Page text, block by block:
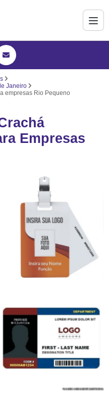
Janeiro
empresas Rio Pequeno
Empresas